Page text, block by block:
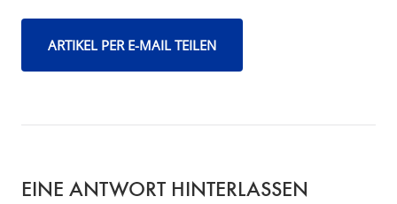
ARTIKEL PER E-MAIL TEILEN
EINE ANTWORT HINTERLASSEN